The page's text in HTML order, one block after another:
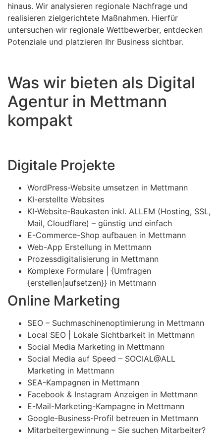
hinaus. Wir analysieren regionale Nachfrage und
realisieren zielgerichtete Maßnahmen. Hierfür
untersuchen wir regionale Wettbewerber, entdecken
Potenziale und platzieren Ihr Business sichtbar.
Was wir bieten als Digital
Agentur in Mettmann
kompakt
Digitale Projekte
WordPress-Website umsetzen in Mettmann
KI-erstellte Websites
KI-Website-Baukasten inkl. ALLEM (Hosting, SSL,
Mail, Cloudflare) – günstig und einfach
E-Commerce-Shop aufbauen in Mettmann
Web-App Erstellung in Mettmann
Prozessdigitalisierung in Mettmann
Komplexe Formulare | {Umfragen
{erstellen|aufsetzen}} in Mettmann
Online Marketing
SEO – Suchmaschinenoptimierung in Mettmann
Local SEO | Lokale Sichtbarkeit in Mettmann
Social Media Marketing in Mettmann
Social Media auf Speed – SOCIAL@ALL
Marketing in Mettmann
SEA-Kampagnen in Mettmann
Facebook & Instagram Anzeigen in Mettmann
E-Mail-Marketing-Kampagne in Mettmann
Google-Business-Profil betreuen in Mettmann
Mitarbeitergewinnung – Sie suchen Mitarbeiter?